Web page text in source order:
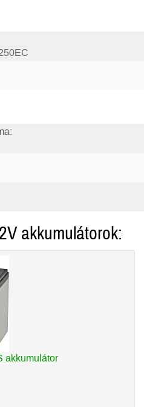
akkumulátorok:
akkumulátor